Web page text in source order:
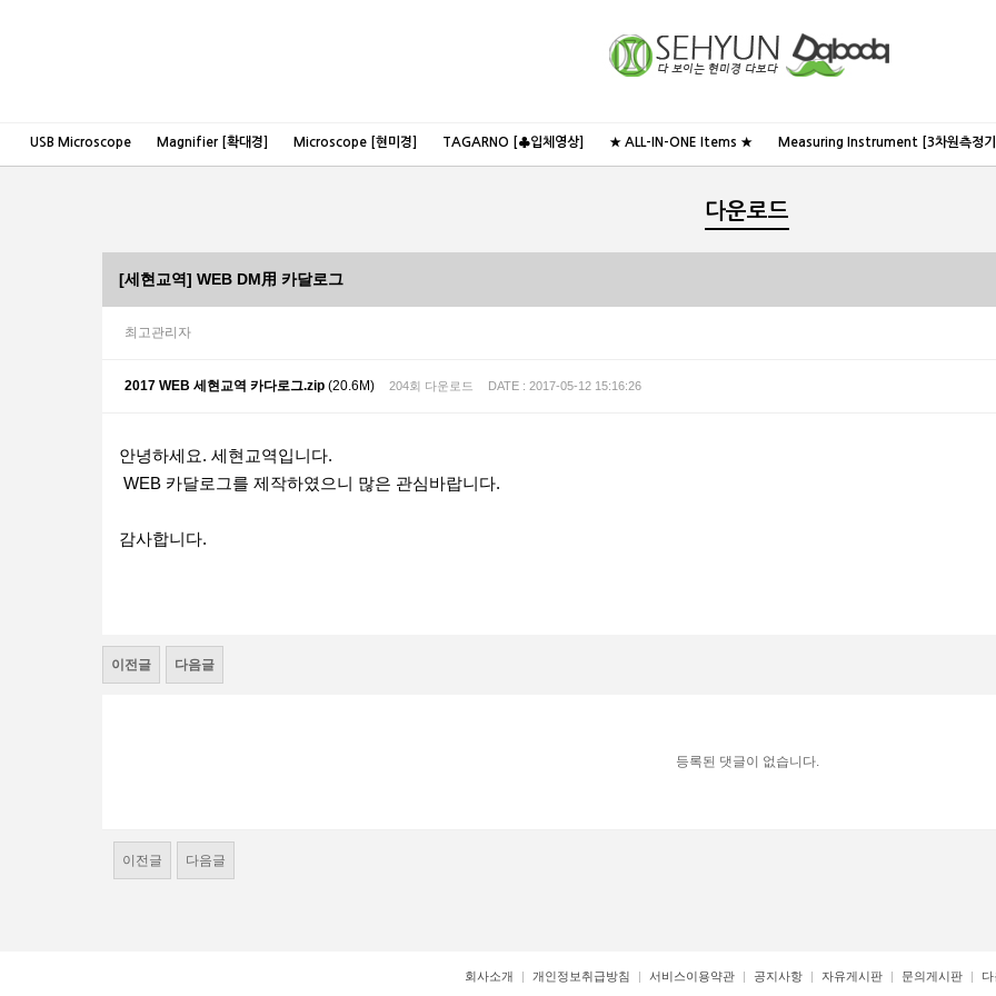
USB Microscope Magnifier [확대경] Microscope [현미경] TAGARNO [♣입체영상] ★ ALL-IN-ONE Items ★ Measuring Instrument [3차원측정
다운로드
[세현교역] WEB DM用 카달로그
최고관리자
2017 WEB 세현교역 카다로그.zip (20.6M) 204회 다운로드 DATE : 2017-05-12 15:16:26
안녕하세요. 세현교역입니다.
WEB 카달로그를 제작하였으니 많은 관심바랍니다.
감사합니다.
이전글 다음글
등록된 댓글이 없습니다.
이전글 다음글
회사소개 개인정보취급방침 서비스이용약관 공지사항 자유게시판 문의게시판 다